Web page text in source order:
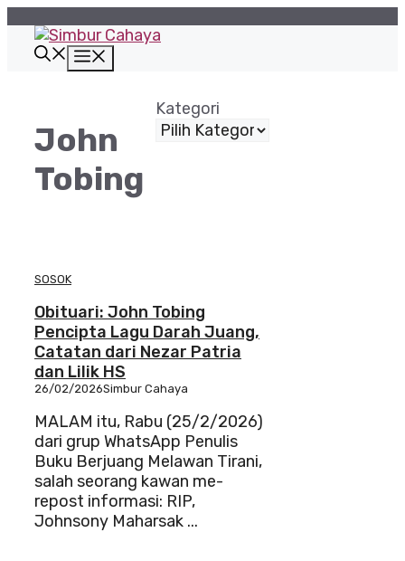
John
Tobing
Kategori
SOSOK
Obituari: John Tobing
Pencipta Lagu Darah Juang,
Catatan dari Nezar Patria
dan Lilik HS
26/02/2026Simbur Cahaya
MALAM itu, Rabu (25/2/2026)
dari grup WhatsApp Penulis
Buku Berjuang Melawan Tirani,
salah seorang kawan me-
repost informasi: RIP,
Johnsony Maharsak ...